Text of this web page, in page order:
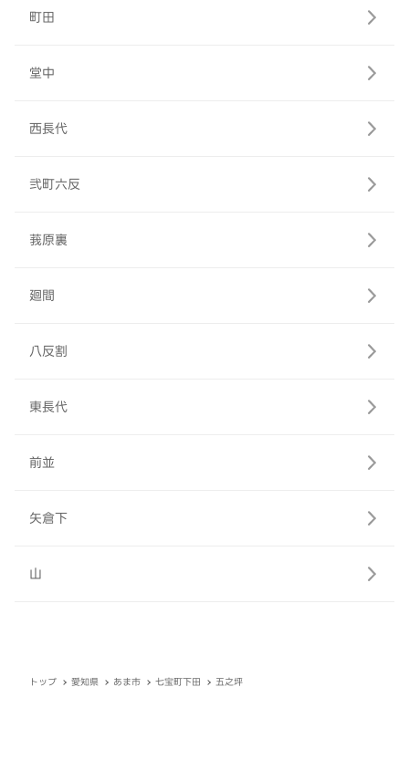
町田
堂中
西長代
弐町六反
莪原裏
廻間
八反割
東長代
前並
矢倉下
山
トップ 愛知県 あま市 七宝町下田 五之坪